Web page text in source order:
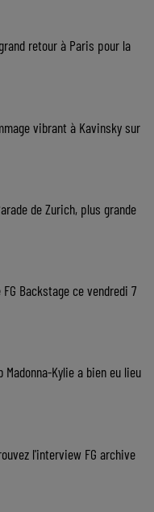
retour à Paris pour la
vibrant à Kavinsky sur
de Zurich, plus grande
Backstage ce vendredi 7
Madonna-Kylie a bien eu lieu
l'interview FG archive